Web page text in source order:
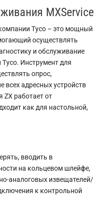
MXService
Тyco – это мощный
осуществлять
и обслуживание
Инструмент для
опрос,
всех адресных устройств
ZX работает от
как для настольной,
вводить в
на кольцевом шлейфе,
аналоговых извещателей/
к контрольной